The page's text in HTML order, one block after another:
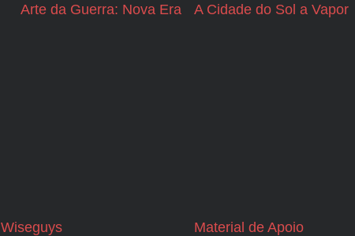
Arte da Guerra: Nova Era A Cidade do Sol a Vapor
Wiseguys Material de Apoio